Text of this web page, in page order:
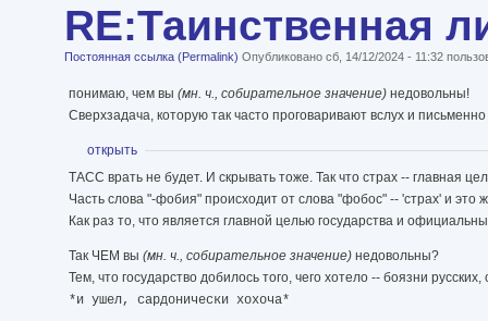
RE:Таинственная
Постоянная ссылка (Permalink) Опубликовано сб, 14/12/2024 - 11:32
понимаю, чем вы (мн. ч., собирательное значение) недовольны!
Сверхзадача, которую так часто проговаривают вслух и
Показать
открыть
ТАСС врать не будет. И скрывать тоже. Так что страх -- главная
Часть слова "-фобия" происходит от слова "фобос" -- 'страх' и это
Как раз то, что является главной целью государства и
Так ЧЕМ вы (мн. ч., собирательное значение) недовольны?
Тем, что государство добилось того, чего хотело -- боязни
*и ушел, сардонически хохоча*